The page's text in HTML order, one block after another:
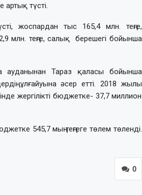
түсті.
жоспардан тыс 165,4 млн. теңге,
млн. теңге, салық берешегі бойынша
Тараз қаласы бойынша
ұлғайуына әсер етті. 2018 жылы
жергілікті бюджетке- 37,7 миллион
545,7 мың теңгеге төлем төленді.
0